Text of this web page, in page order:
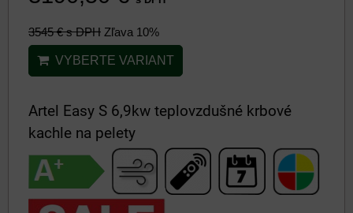
3545 €s DPH Zľava 10%
VYBERTE VARIANT
Artel Easy S 6,9kw teplovzdušné krbové
kachle na pelety